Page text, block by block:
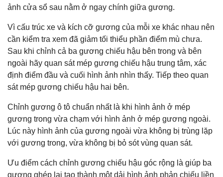
ảnh cửa sổ sau nằm ở ngay chính giữa gương.
Vì cấu trúc xe và kích cỡ gương của mỗi xe khác nhau nên
cần kiểm tra xem đã giảm tối thiểu phần điểm mù chưa.
Sau khi chỉnh cả ba gương chiếu hậu bên trong và bên
ngoài hãy quan sát mép gương chiếu hậu trung tâm, xác
định điểm đầu và cuối hình ảnh nhìn thấy. Tiếp theo quan
sát mép gương chiếu hậu hai bên.
Chỉnh gương ô tô chuẩn nhất là khi hình ảnh ở mép
gương trong vừa chạm với hình ảnh ở mép gương ngoài.
Lúc này hình ảnh của gương ngoài vừa không bị trùng lặp
với gương trong, vừa không bị bỏ sót vùng quan sát.
Ưu điểm cách chỉnh gương chiếu hậu góc rộng là giúp ba
gương ghép lại tạo thành một dải hình ảnh phản chiếu liền